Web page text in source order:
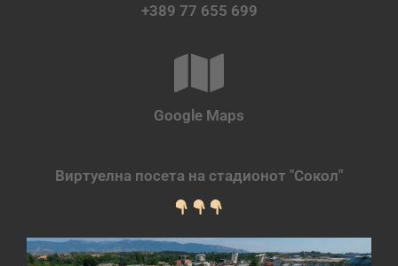
+389 77 655 699
Google Maps
Виртуелна посета на стадионот "Сокол"